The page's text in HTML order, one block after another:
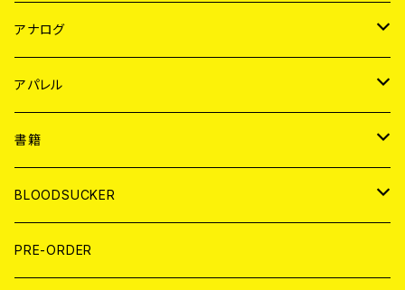
JAPAN
WORLD
アナログ
JAPAN
７EP
LP
WORLD
7EP
LP
アパレル
JAPAN
T-shirt
HOOD
WORLD
T-shirt
書籍
MAGAZINE
BOLLOCKS
写真集 (PHOTOBOOK)
BLOODSUCKER
CD
PRE-ORDER